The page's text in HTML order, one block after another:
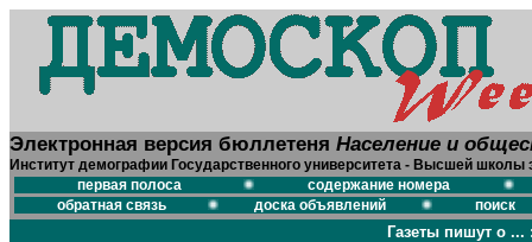
Электронная версия бюллетеня Население и
Институт демографии Государственного университета - Высшей школы
первая полоса
содержание номера
обратная связь
доска объявлений поиск
Газеты пишут о ...